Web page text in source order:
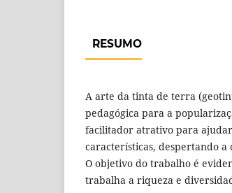
RESUMO
A arte da tinta de terra
pedagógica para a
facilitador atrativo para
características, despertando a
O objetivo do trabalho é
trabalha a riqueza e